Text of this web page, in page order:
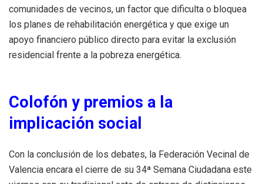
comunidades de vecinos, un factor que dificulta o bloquea
los planes de rehabilitación energética y que exige un
apoyo financiero público directo para evitar la exclusión
residencial frente a la pobreza energética.
Colofón y premios a la
implicación social
Con la conclusión de los debates, la Federación Vecinal de
Valencia encara el cierre de su 34ª Semana Ciudadana este